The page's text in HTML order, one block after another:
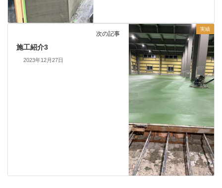
実績
次の記事
施工紹介3
2023年12月27日